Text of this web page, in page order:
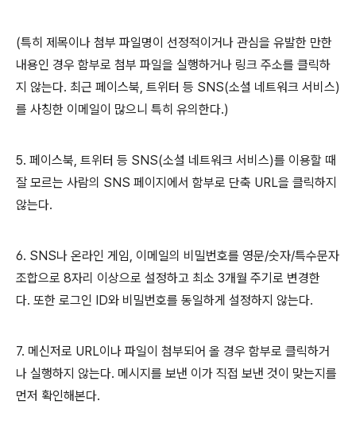
(특히 제목이나 첨부 파일명이 선정적이거나 관심을 유발한 만한
내용인 경우 함부로 첨부 파일을 실행하거나 링크 주소를 클릭하
지 않는다. 최근 페이스북, 트위터 등 SNS(소셜 네트워크 서비스)
를 사칭한 이메일이 많으니 특히 유의한다.)
5. 페이스북, 트위터 등 SNS(소셜 네트워크 서비스)를 이용할 때
잘 모르는 사람의 SNS 페이지에서 함부로 단축 URL을 클릭하지
않는다.
6. SNS나 온라인 게임, 이메일의 비밀번호를 영문/숫자/특수문자
조합으로 8자리 이상으로 설정하고 최소 3개월 주기로 변경한
다. 또한 로그인 ID와 비밀번호를 동일하게 설정하지 않는다.
7. 메신저로 URL이나 파일이 첨부되어 올 경우 함부로 클릭하거
나 실행하지 않는다. 메시지를 보낸 이가 직접 보낸 것이 맞는지를
먼저 확인해본다.